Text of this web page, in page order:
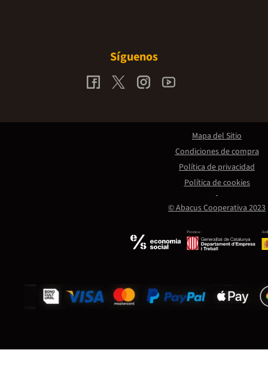
Síguenos
Promou:
© Abacus Cooperativa 2023
Mapa del Sitio
Condiciones de compra
Política de privacidad
Política de cookies